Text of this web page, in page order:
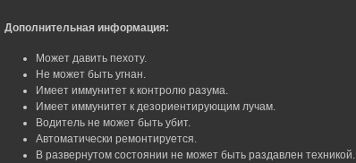
Дополнительная информация:
Может давить пехоту.
Не может быть угнан.
Имеет иммунитет к контролю разума.
Имеет иммунитет к дезориентирующим лучам.
Водитель не может быть убит.
Автоматически ремонтируется.
В развернутом состоянии не может быть раздавлен техникой.